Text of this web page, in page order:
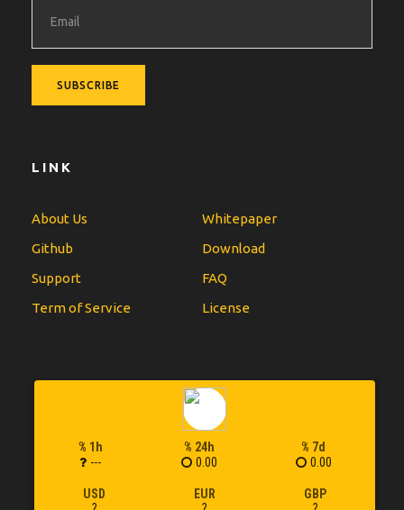
LINK
About Us
Whitepaper
Github
Download
Support
FAQ
Term of Service
License
% 1h
---
% 24h
0.00
% 7d
0.00
USD
EUR
GBP